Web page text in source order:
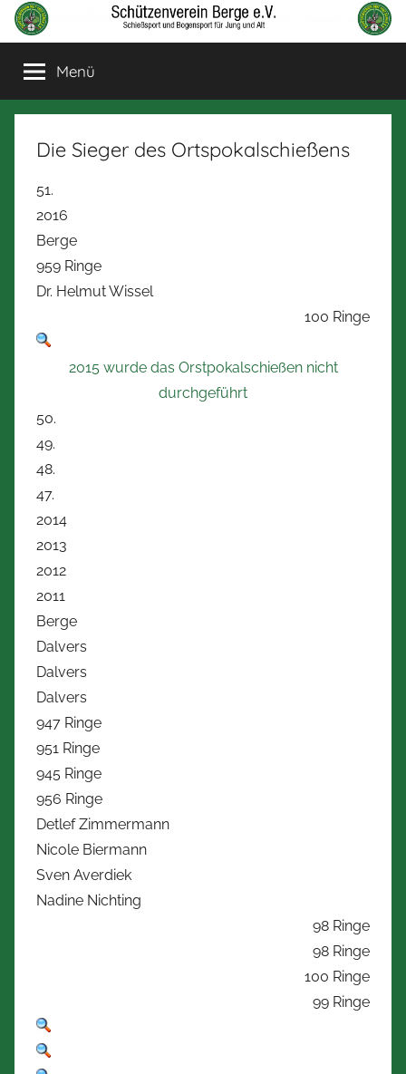
Zum
Inhalt
springenSchützenverein
Berge
und
Bogensport
für
Jung
Menü
Die Sieger des Ortspokalschießens
51.
2016
Berge
959 Ringe
Dr. Helmut Wissel
100 Ringe
2015 wurde das Orstpokalschießen nicht
durchgeführt
50.
49.
48.
47.
2014
2013
2012
2011
Berge
Dalvers
Dalvers
Dalvers
947 Ringe
951 Ringe
945 Ringe
956 Ringe
Detlef Zimmermann
Nicole Biermann
Sven Averdiek
Nadine Nichting
98 Ringe
98 Ringe
100 Ringe
99 Ringe